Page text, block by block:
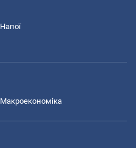
Напої
Макроекономіка